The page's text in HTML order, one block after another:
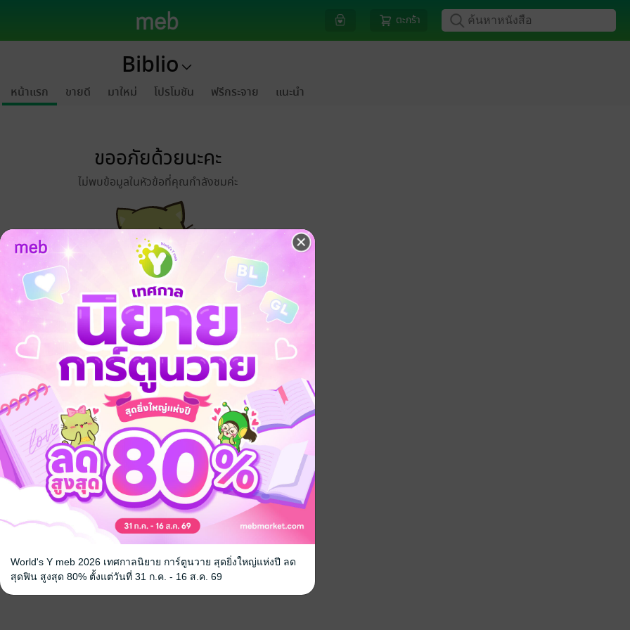
ตะกร้า
Biblio
หน้าแรก ขายดี มาใหม่ โปรโมชัน ฟรีกระจาย แนะนำ
ขออภัยด้วยนะคะ
ไม่พบข้อมูลในหัวข้อที่คุณกำลังชมค่ะ
World's Y meb 2026 เทศกาลนิยาย การ์ตูนวาย สุดยิ่งใหญ่แห่งปี ลด
สุดฟิน สูงสุด 80% ตั้งแต่วันที่ 31 ก.ค. - 16 ส.ค. 69